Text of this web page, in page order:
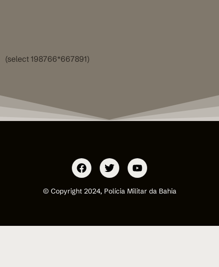
(select 198766*667891)
© Copyright 2024, Polícia Militar da Bahia